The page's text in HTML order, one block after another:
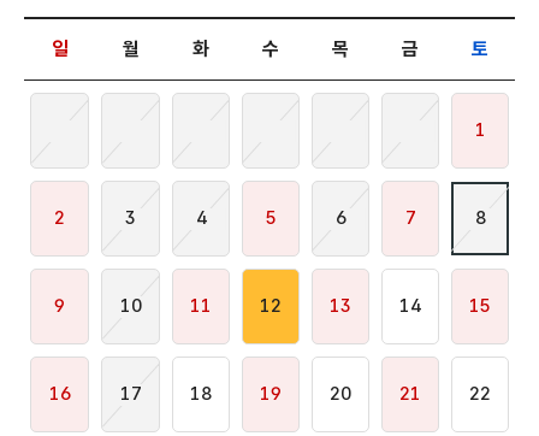
날짜 선택 달력입니다.
일
월 화 수 목 금 토
1
2 3 4 5 6 7 8
9 10 11 12 13 14 15
16 17 18 19 20 21 22